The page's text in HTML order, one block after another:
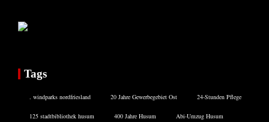
Tags
. windparks nordfriesland 20 Jahre Gewerbegebiet Ost 24-Stunden Pflege
125 stadtbibliothek husum 400 Jahre Husum Abi-Umzug Husum